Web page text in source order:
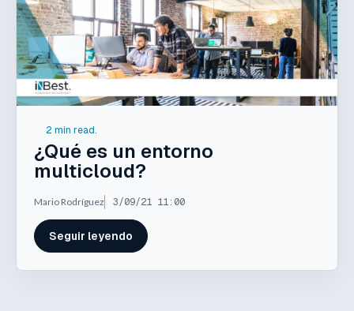
2 min read.
¿Qué es un entorno
multicloud?
Mario Rodríguez 3/09/21 11:00
Seguir leyendo